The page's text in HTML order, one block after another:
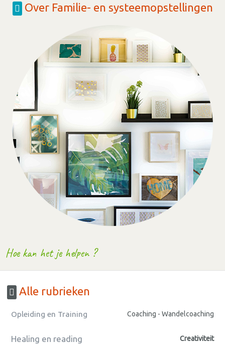
Over Familie- en systeemopstellingen
Hoe kan het je helpen ?
Alle rubrieken
Opleiding en Training Coaching - Wandelcoaching
Healing en reading Creativiteit